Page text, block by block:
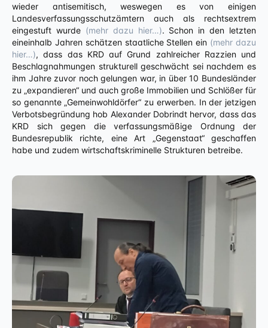
wieder antisemitisch, weswegen es von einigen
Landesverfassungsschutzämtern auch als rechtsextrem
eingestuft wurde (mehr dazu hier…). Schon in den letzten
eineinhalb Jahren schätzen staatliche Stellen ein (mehr dazu
hier…), dass das KRD auf Grund zahlreicher Razzien und
Beschlagnahmungen strukturell geschwächt sei nachdem es
ihm Jahre zuvor noch gelungen war, in über 10 Bundesländer
zu „expandieren“ und auch große Immobilien und Schlößer für
so genannte „Gemeinwohldörfer“ zu erwerben. In der jetzigen
Verbotsbegründung hob Alexander Dobrindt hervor, dass das
KRD sich gegen die verfassungsmäßige Ordnung der
Bundesrepublik richte, eine Art „Gegenstaat“ geschaffen
habe und zudem wirtschaftskriminelle Strukturen betreibe.